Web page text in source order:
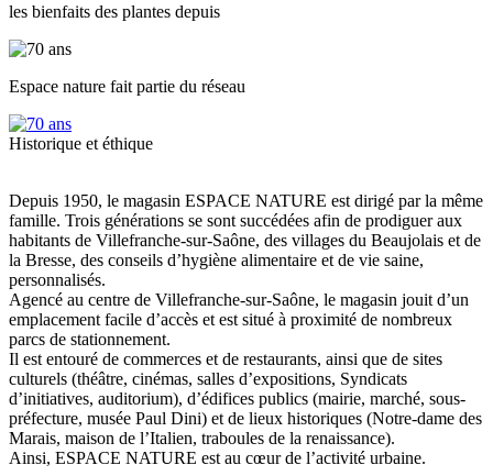
les bienfaits des plantes depuis
Espace nature fait partie du réseau
Historique et éthique
Depuis 1950, le magasin ESPACE NATURE est dirigé par la même
famille. Trois générations se sont succédées afin de prodiguer aux
habitants de Villefranche-sur-Saône, des villages du Beaujolais et de
la Bresse, des conseils d’hygiène alimentaire et de vie saine,
personnalisés.
Agencé au centre de Villefranche-sur-Saône, le magasin jouit d’un
emplacement facile d’accès et est situé à proximité de nombreux
parcs de stationnement.
Il est entouré de commerces et de restaurants, ainsi que de sites
culturels (théâtre, cinémas, salles d’expositions, Syndicats
d’initiatives, auditorium), d’édifices publics (mairie, marché, sous-
préfecture, musée Paul Dini) et de lieux historiques (Notre-dame des
Marais, maison de l’Italien, traboules de la renaissance).
Ainsi, ESPACE NATURE est au cœur de l’activité urbaine.